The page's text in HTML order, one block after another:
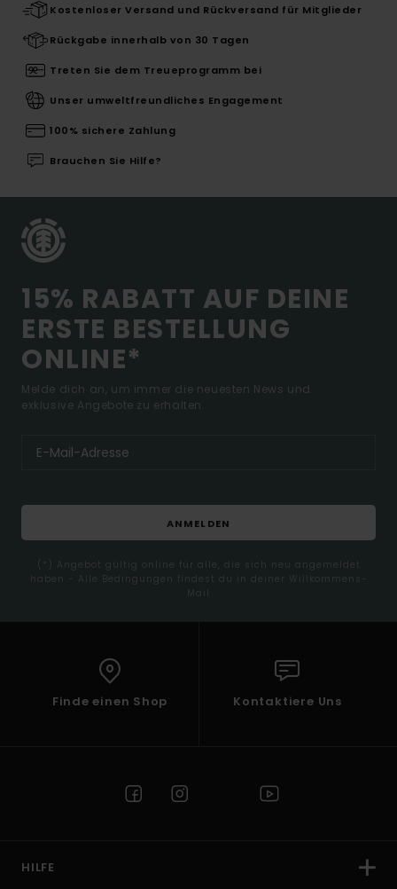
Kostenloser Versand und Rückversand für Mitglieder
Rückgabe innerhalb von 30 Tagen
Treten Sie dem Treueprogramm bei
Unser umweltfreundliches Engagement
100% sichere Zahlung
Brauchen Sie Hilfe?
15% RABATT AUF DEINE
ERSTE BESTELLUNG
ONLINE*
Melde dich an, um immer die neuesten News und
exklusive Angebote zu erhalten.
ANMELDEN
(*) Angebot gültig online für alle, die sich neu angemeldet
haben - Alle Bedingungen findest du in deiner Willkommens-
Mail
Finde einen Shop Kontaktiere Uns
HILFE